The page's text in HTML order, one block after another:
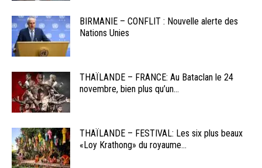
BIRMANIE – CONFLIT : Nouvelle alerte des
Nations Unies
THAÏLANDE – FRANCE: Au Bataclan le 24
novembre, bien plus qu’un...
THAÏLANDE – FESTIVAL: Les six plus beaux
«Loy Krathong» du royaume...